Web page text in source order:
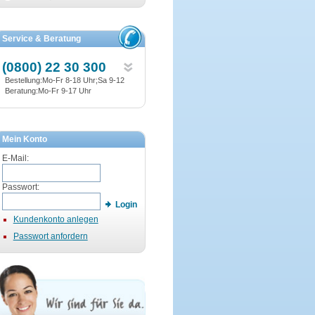
Service & Beratung
(0800) 22 30 300
Bestellung:Mo-Fr 8-18 Uhr;Sa 9-12
Beratung:Mo-Fr 9-17 Uhr
Mein Konto
E-Mail:
Passwort:
Login
Kundenkonto anlegen
Passwort anfordern